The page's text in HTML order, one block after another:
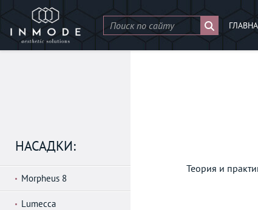
НАСАДКИ:
Morpheus 8
Lumecca
Теория и